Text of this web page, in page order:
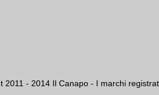
2011 - 2014 Il Canapo - I marchi